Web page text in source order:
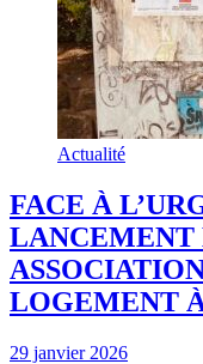
Actualité
FACE À
LANCEMENT
LOGEMENT
29 janvier 2026